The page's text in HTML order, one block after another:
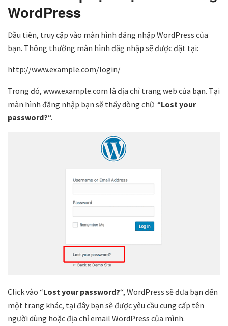
WordPress
Đầu tiên, truy cập vào màn hình đăng nhập WordPress của
bạn. Thông thường màn hình đăg nhập sẽ được đặt tại:
http://www.example.com/login/
Trong đó, www.example.com là địa chỉ trang web của bạn. Tại
màn hình đăng nhập bạn sẽ thấy dòng chữ “Lost your
password?“.
Click vào “Lost your password?“, WordPress sẽ đưa bạn đến
một trang khác, tại đây bạn sẽ được yêu cầu cung cấp tên
người dùng hoặc địa chỉ email WordPress của mình.